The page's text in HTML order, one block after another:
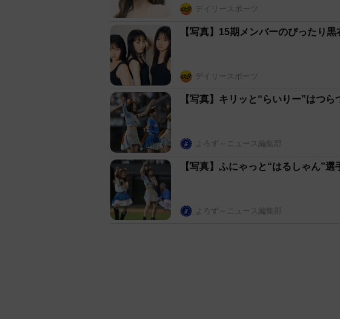
デイリースポーツ
【写真】15期メンバーのぴったり黒
デイリースポーツ
【写真】キリッと“らいりー”はつ
よろず～ニュース編集部
【写真】ふにゃっと“はるしゃん”
よろず～ニュース編集部